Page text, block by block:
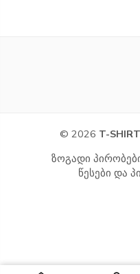
© 2026 T-
ზოგადი
წესები და